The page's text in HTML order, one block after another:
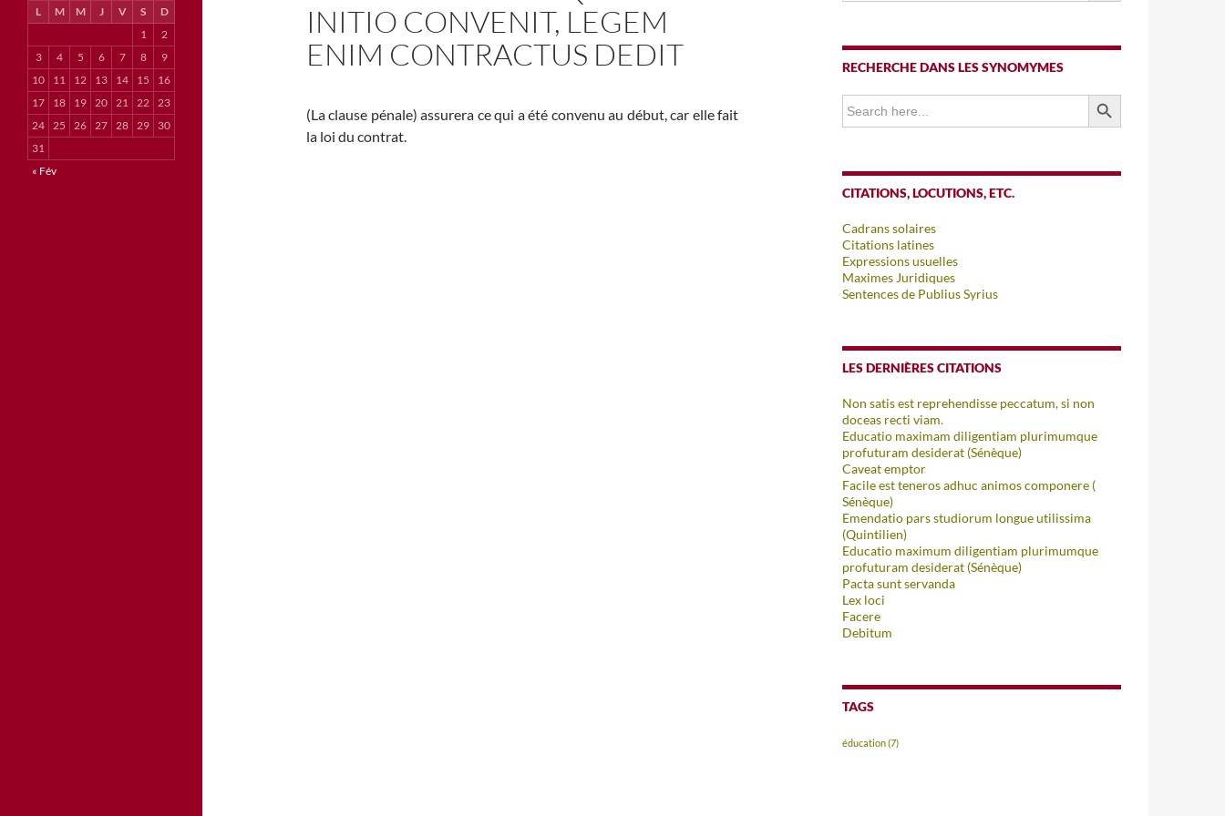
INITIO CONVENIT, LEGEM
ENIM CONTRACTUS DEDIT
(La clause pénale) assurera ce qui a été convenu au début, car elle fait
la loi du contrat.
RECHERCHE DANS LES SYNOMYMES
Search
for:
SEARCH BUTTON
CITATIONS, LOCUTIONS, ETC.
Cadrans solaires
Citations latines
Expressions usuelles
Maximes Juridiques
Sentences de Publius Syrius
LES DERNIÈRES CITATIONS
Non satis est reprehendisse peccatum, si non
doceas recti viam.
Educatio maximam diligentiam plurimumque
profuturam desiderat (Sénèque)
Caveat emptor
Facile est teneros adhuc animos componere (
Sénèque)
Emendatio pars studiorum longue utilissima
(Quintilien)
Educatio maximum diligentiam plurimumque
profuturam desiderat (Sénèque)
Pacta sunt servanda
Lex loci
Facere
Debitum
TAGS
éducation(7)
L M M J V S
D
1
2
3
4 5 6 7 8
9
10
11 12 13 14 15
16
17
18 19 20 21 22 23
24 25 26 27 28 29
30
31
« Fév